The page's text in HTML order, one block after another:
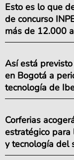
Esto es lo que
de concurso
más de 12.000
Así está
en Bogotá a
tecnología de
Corferias
estratégico para
y tecnología del